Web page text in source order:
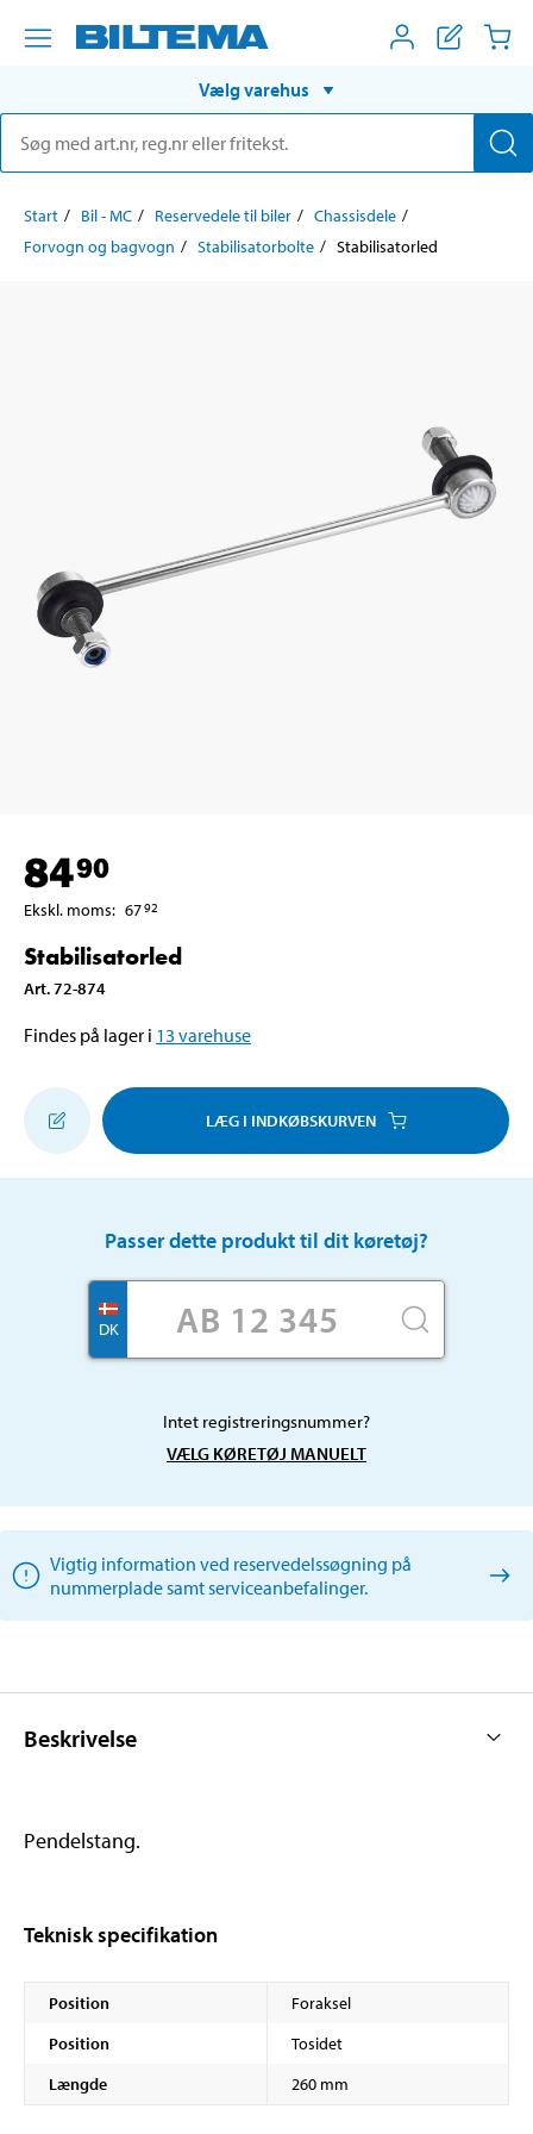
Vælg varehus
Start Bil - MC Reservedele til biler
Chassisdele
Forvogn og bagvogn
Stabilisatorbolte Stabilisatorled
8490
Ekskl. moms: 6792
Stabilisatorled
Art.72-874
Findes på lager i 13 varehuse
LÆG I INDKØBSKURVEN
Passer dette produkt til dit køretøj?
DK
Intet registreringsnummer?
VÆLG KØRETØJ MANUELT
Vigtig information ved reservedelssøgning på
nummerplade samt serviceanbefalinger.
Beskrivelse
Pendelstang.
Teknisk specifikation
Position
Foraksel
Position
Tosidet
Længde
260 mm